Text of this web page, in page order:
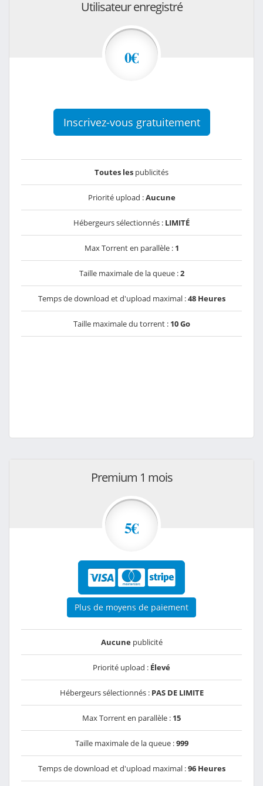
Utilisateur enregistré
0€
Inscrivez-vous gratuitement
Toutes les publicités
Priorité upload :Aucune
Hébergeurs sélectionnés : LIMITÉ
Max Torrent en parallèle : 1
Taille maximale de la queue :2
Temps de download et d'upload maximal :48 Heures
Taille maximale du torrent : 10 Go
Premium 1 mois
5€
Plus de moyens de paiement
Aucunepublicité
Priorité upload : Élevé
Hébergeurs sélectionnés : PAS DE LIMITE
Max Torrent en parallèle : 15
Taille maximale de la queue :999
Temps de download et d'upload maximal :96 Heures